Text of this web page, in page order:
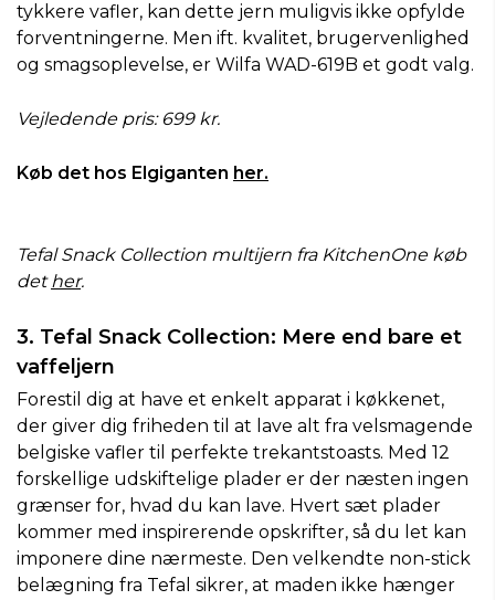
tykkere vafler, kan dette jern muligvis ikke opfylde
forventningerne. Men ift. kvalitet, brugervenlighed
og smagsoplevelse, er Wilfa WAD-619B et godt valg.
Vejledende pris: 699 kr.
Køb det hos Elgiganten her.
Tefal Snack Collection multijern fra KitchenOne køb
dether.
3. Tefal Snack Collection: Mere end bare et
vaffeljern
Forestil dig at have et enkelt apparat i køkkenet,
der giver dig friheden til at lave alt fra velsmagende
belgiske vafler til perfekte trekantstoasts. Med 12
forskellige udskiftelige plader er der næsten ingen
grænser for, hvad du kan lave. Hvert sæt plader
kommer med inspirerende opskrifter, så du let kan
imponere dine nærmeste. Den velkendte non-stick
belægning fra Tefal sikrer, at maden ikke hænger